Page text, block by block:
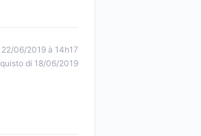
06/2019 à 14h17
di 18/06/2019